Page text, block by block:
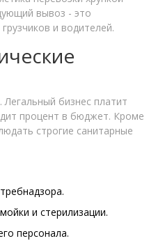
вывоз - это
и водителей.
бизнес платит
процент в бюджет. Кроме
строгие санитарные
и стерилизации.
персонала.